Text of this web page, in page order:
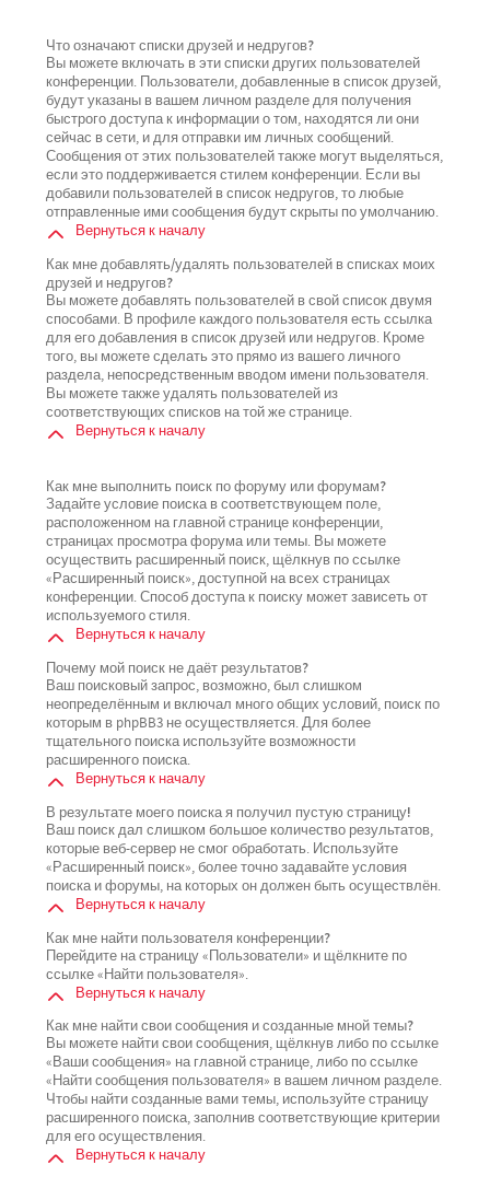
Что означают списки друзей и недругов?
Вы можете включать в эти списки других пользователей
конференции. Пользователи, добавленные в список друзей,
будут указаны в вашем личном разделе для получения
быстрого доступа к информации о том, находятся ли они
сейчас в сети, и для отправки им личных сообщений.
Сообщения от этих пользователей также могут выделяться,
если это поддерживается стилем конференции. Если вы
добавили пользователей в список недругов, то любые
отправленные ими сообщения будут скрыты по умолчанию.
Вернуться к началу
Как мне добавлять/удалять пользователей в списках моих
друзей и недругов?
Вы можете добавлять пользователей в свой список двумя
способами. В профиле каждого пользователя есть ссылка
для его добавления в список друзей или недругов. Кроме
того, вы можете сделать это прямо из вашего личного
раздела, непосредственным вводом имени пользователя.
Вы можете также удалять пользователей из
соответствующих списков на той же странице.
Вернуться к началу
Как мне выполнить поиск по форуму или форумам?
Задайте условие поиска в соответствующем поле,
расположенном на главной странице конференции,
страницах просмотра форума или темы. Вы можете
осуществить расширенный поиск, щёлкнув по ссылке
«Расширенный поиск», доступной на всех страницах
конференции. Способ доступа к поиску может зависеть от
используемого стиля.
Вернуться к началу
Почему мой поиск не даёт результатов?
Ваш поисковый запрос, возможно, был слишком
неопределённым и включал много общих условий, поиск по
которым в phpBB3 не осуществляется. Для более
тщательного поиска используйте возможности
расширенного поиска.
Вернуться к началу
В результате моего поиска я получил пустую страницу!
Ваш поиск дал слишком большое количество результатов,
которые веб-сервер не смог обработать. Используйте
«Расширенный поиск», более точно задавайте условия
поиска и форумы, на которых он должен быть осуществлён.
Вернуться к началу
Как мне найти пользователя конференции?
Перейдите на страницу «Пользователи» и щёлкните по
ссылке «Найти пользователя».
Вернуться к началу
Как мне найти свои сообщения и созданные мной темы?
Вы можете найти свои сообщения, щёлкнув либо по ссылке
«Ваши сообщения» на главной странице, либо по ссылке
«Найти сообщения пользователя» в вашем личном разделе.
Чтобы найти созданные вами темы, используйте страницу
расширенного поиска, заполнив соответствующие критерии
для его осуществления.
Вернуться к началу